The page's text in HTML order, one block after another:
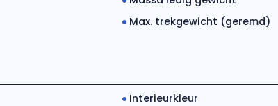
Max. trekgewicht (geremd)
Interieurkleur